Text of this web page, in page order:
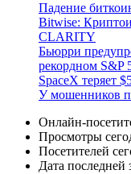
Падение
Bitwise:
CLARITY
Бьюрри
рекордном S&P
SpaceX теряет
У мошенников
Онлайн-
Просмотры
Посетителей
Дата последней